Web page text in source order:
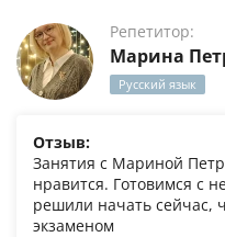
Репетитор:
Марина
Русский язык
Отзыв:
Занятия с Мариной
нравится. Готовимся с
решили начать сейчас,
экзаменом